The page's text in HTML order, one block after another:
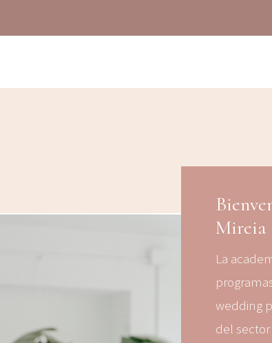
Mireia
La
wedding
del